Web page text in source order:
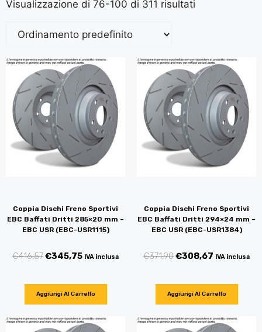
Visualizzazione di 76-100 di 311 risultati
Coppia Dischi Freno Sportivi
EBC Baffati Dritti 285×20 mm –
EBC USR (EBC-USR1115)
€416,57€345,75 IVA inclusa
Aggiungi Al Carrello
Coppia Dischi Freno Sportivi
EBC Baffati Dritti 294×24 mm –
EBC USR (EBC-USR1384)
€371,90€308,67 IVA inclusa
Aggiungi Al Carrello